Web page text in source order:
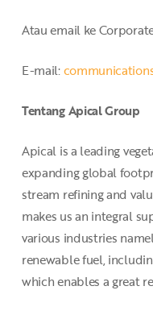
Atau email ke
E-mail:
Tentang Apical Group
Apical is a leading
expanding global
stream refining and
makes us an integral
various industries
renewable fuel,
which enables a great